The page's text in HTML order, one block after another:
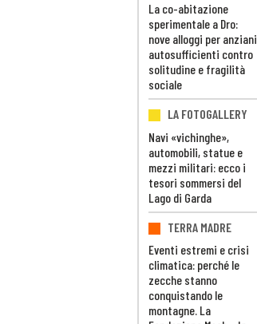
La co-abitazione
sperimentale a Dro:
nove alloggi per anziani
autosufficienti contro
solitudine e fragilità
sociale
LA FOTOGALLERY
Navi «vichinghe»,
automobili, statue e
mezzi militari: ecco i
tesori sommersi del
Lago di Garda
TERRA MADRE
Eventi estremi e crisi
climatica: perché le
zecche stanno
conquistando le
montagne. La